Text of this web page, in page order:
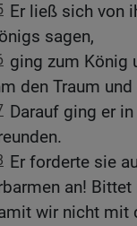
Er ließ sich von
sagen,
ging zum König
den Traum
Darauf ging er
Er forderte sie
an!
wir nicht mit